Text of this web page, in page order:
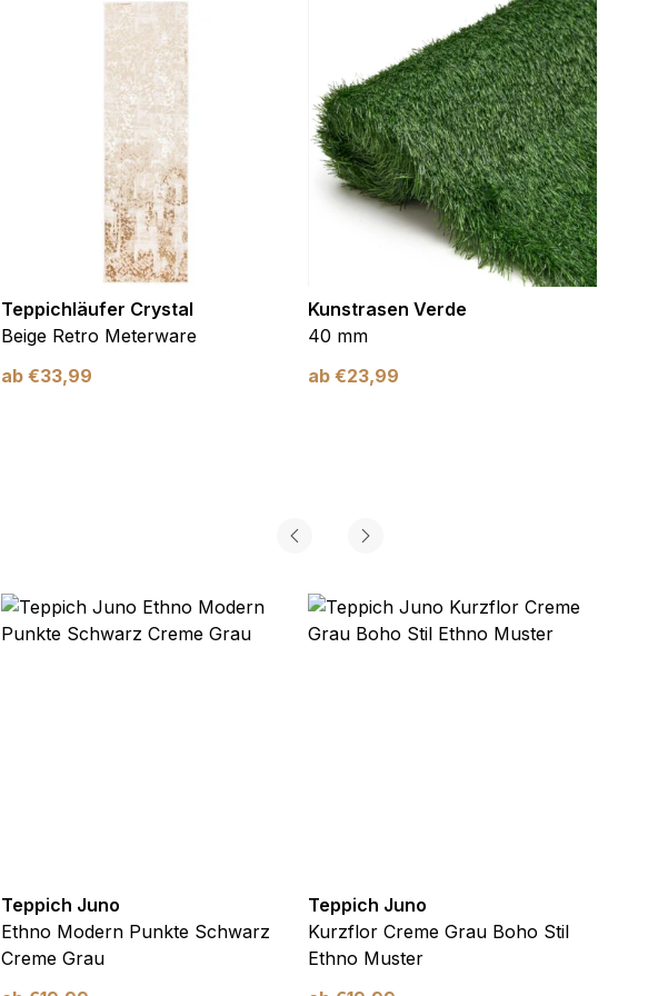
Teppichläufer Crystal
Beige Retro Meterware
ab €33,99
Kunstrasen Verde
40 mm
ab €23,99
Teppich Juno
Ethno Modern Punkte Schwarz
Creme Grau
Teppich Juno
Kurzflor Creme Grau Boho Stil
Ethno Muster